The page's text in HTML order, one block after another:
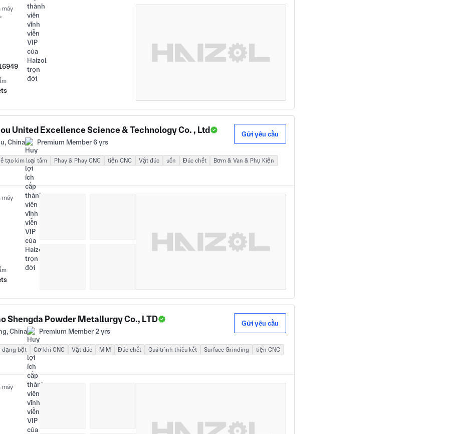
máy
United Excellence Science & Technology Co. , Ltd
China Premium Member 6 yrs
Gửi yêu cầu
tạo kim loại tấm Phay & Phay CNC tiện CNC Vật đúc uốn Đúc chết
Bơm & Van & Phụ Kiện
máy
Shengda Powder Metallurgy Co., LTD
China Premium Member 2 yrs
Gửi yêu cầu
dạng bột Cơ khí CNC Vật đúc MIM Đúc chết Quá trình thiêu kết Surface Grinding
tiện CNC
máy